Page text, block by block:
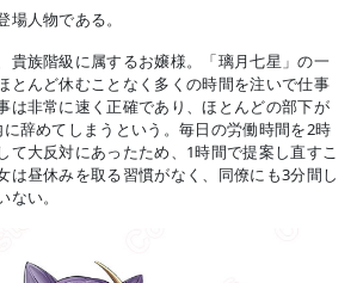
人物である。
貴族階級に属するお嬢様。「璃月七星」の一
とんど休むことなく多くの時間を注いで仕事
は非常に速く正確であり、ほとんどの部下が
辞めてしまうという。毎日の労働時間を2時
て大反対にあったため、1時間で提案し直すこ
は昼休みを取る習慣がなく、同僚にも3分間し
い。